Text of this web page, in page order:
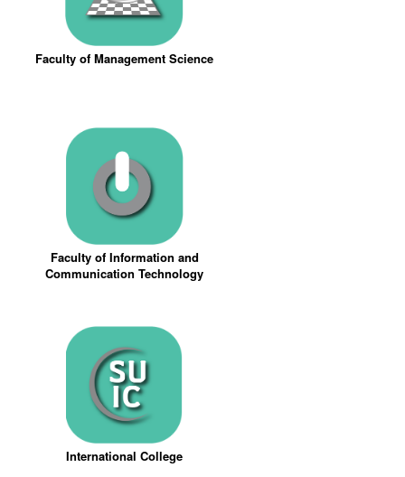
Faculty of Management Science
Faculty of Information and
Communication Technology
International College